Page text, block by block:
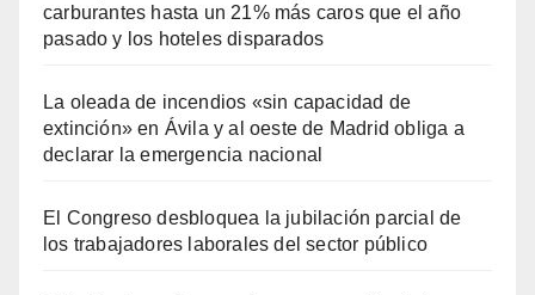
carburantes hasta un 21% más caros que el año
pasado y los hoteles disparados
La oleada de incendios «sin capacidad de
extinción» en Ávila y al oeste de Madrid obliga a
declarar la emergencia nacional
El Congreso desbloquea la jubilación parcial de
los trabajadores laborales del sector público